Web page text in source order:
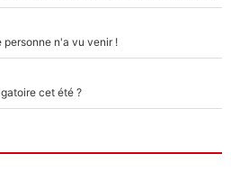
personne n'a vu venir !
cet été ?